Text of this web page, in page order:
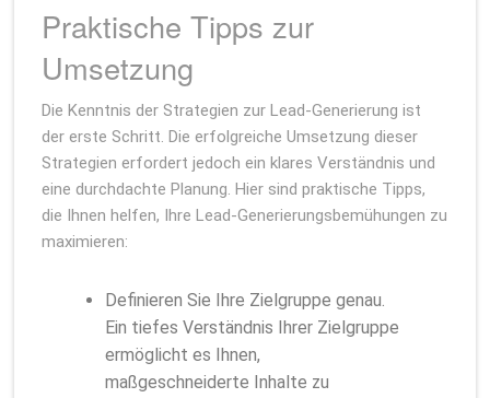
Praktische Tipps zur
Umsetzung
Die Kenntnis der Strategien zur Lead-Generierung ist
der erste Schritt. Die erfolgreiche Umsetzung dieser
Strategien erfordert jedoch ein klares Verständnis und
eine durchdachte Planung. Hier sind praktische Tipps,
die Ihnen helfen, Ihre Lead-Generierungsbemühungen zu
maximieren:
Definieren Sie Ihre Zielgruppe genau.
Ein tiefes Verständnis Ihrer Zielgruppe
ermöglicht es Ihnen,
maßgeschneiderte Inhalte zu